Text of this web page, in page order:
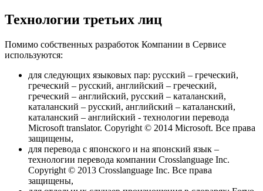
Технологии третьих лиц
Помимо собственных разработок Компании в Сервисе
используются:
для следующих языковых пар: русский – греческий,
греческий – русский, английский – греческий,
греческий – английский, русский – каталанский,
каталанский – русский, английский – каталанский,
каталанский – английский - технологии перевода
Microsoft translator. Copyright © 2014 Microsoft. Все права
защищены,
для перевода с японского и на японский язык –
технологии перевода компании Crosslanguage Inc.
Copyright © 2013 Crosslanguage Inc. Все права
защищены,